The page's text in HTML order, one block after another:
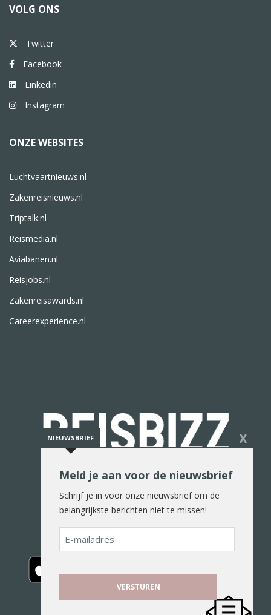
VOLG ONS
Twitter
Facebook
Linkedin
Instagram
ONZE WEBSITES
Luchtvaartnieuws.nl
Zakenreisnieuws.nl
Triptalk.nl
Reismedia.nl
Aviabanen.nl
Reisjobs.nl
Zakenreisawards.nl
Careerexperience.nl
De reiswereld in woord en beeld
NIEUWSBRIEF X
Meld je aan voor de nieuwsbrief
Schrijf je in voor onze nieuwsbrief om de
belangrijkste berichten niet te missen!
E-
mailadres